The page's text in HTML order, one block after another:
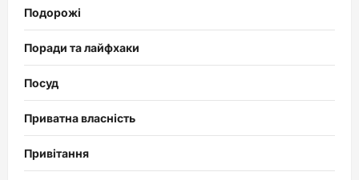
Подорожі
Поради та лайфхаки
Посуд
Приватна власність
Привітання